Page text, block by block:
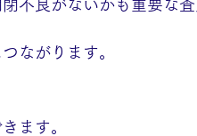
不良がないかも重要な
ながります。
ます。